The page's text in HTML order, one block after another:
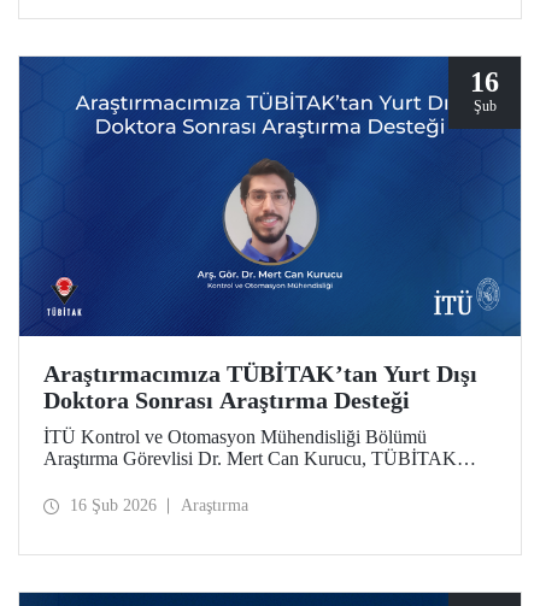
16
Şub
Araştırmacımıza TÜBİTAK’tan Yurt Dışı
Doktora Sonrası Araştırma Desteği
İTÜ Kontrol ve Otomasyon Mühendisliği Bölümü
Araştırma Görevlisi Dr. Mert Can Kurucu, TÜBİTAK
kapsamında desteklenmeye hak kazandı. Dr. Kurucu,
16 Şub 2026 Araştırma